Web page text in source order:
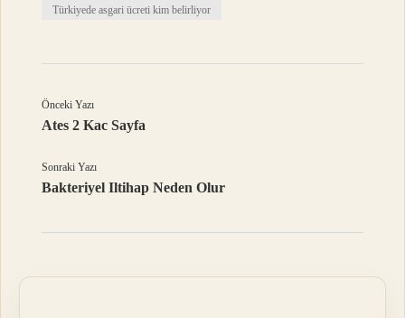
Türkiyede asgari ücreti kim belirliyor
Önceki Yazı
Ates 2 Kac Sayfa
Sonraki Yazı
Bakteriyel Iltihap Neden Olur